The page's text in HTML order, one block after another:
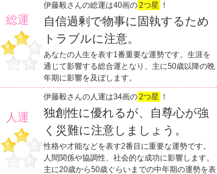
総運
伊藤毅さんの総運は40画の 2つ星 ！
自信過剰で物事に固執するため
トラブルに注意。
あなたの人生を表す1番重要な運勢です。生涯を
通じて影響する総合運となり、主に50歳以降の晩
年期に影響を及ぼします。
人運
伊藤毅さんの人運は34画の 2つ星 ！
独創性に優れるが、自尊心が強
く災難に注意しましょう。
性格や才能などを表す2番目に重要な運勢です。
人間関係や協調性、社会的な成功に影響します。
主に20歳から50歳ぐらいまでの中年期の運勢を表